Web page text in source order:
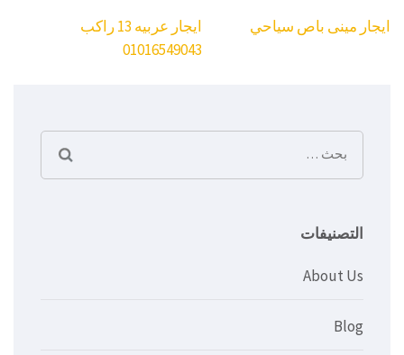
تصفّح
ايجار عربيه 13 راكب
01016549043
ايجار مينى باص سياحي
البحث
عن:
التصنيفات
About Us
Blog